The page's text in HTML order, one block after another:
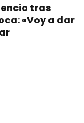
tras
«Voy a dar